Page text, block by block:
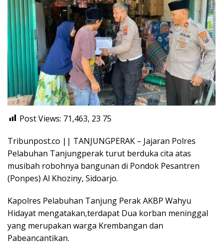
Post Views: 71,463, 23 75
Tribunpost.co || TANJUNGPERAK – Jajaran Polres
Pelabuhan Tanjungperak turut berduka cita atas
musibah robohnya bangunan di Pondok Pesantren
(Ponpes) Al Khoziny, Sidoarjo.
Kapolres Pelabuhan Tanjung Perak AKBP Wahyu
Hidayat mengatakan,terdapat Dua korban meninggal
yang merupakan warga Krembangan dan
Pabeancantikan.